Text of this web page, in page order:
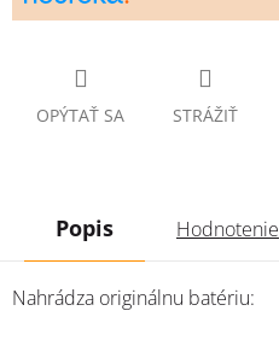
OPÝTAŤ SA STRÁŽIŤ
Popis Hodnotenie
Nahrádza originálnu batériu: